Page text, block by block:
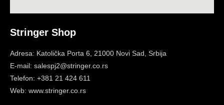
Stringer Shop
Adresa: Katolička Porta 6, 21000 Novi Sad, Srbija
E-mail: salespj2@stringer.co.rs
Telefon: +381 21 424 611
Web: www.stringer.co.rs